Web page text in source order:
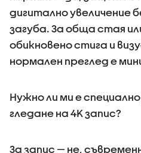
дигитално увеличение
загуба. За обща стая
обикновено стига и
нормален преглед е
Нужно ли ми е
гледане на 4K запис?
За запис — не,